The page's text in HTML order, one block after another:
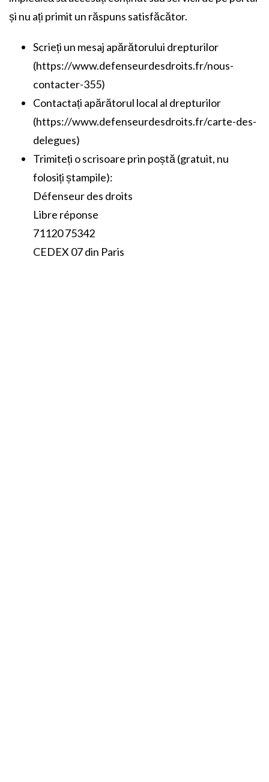
și nu ați primit un răspuns satisfăcător.
Scrieți un mesaj apărătorului drepturilor
(https://www.defenseurdesdroits.fr/nous-
contacter-355)
Contactați apărătorul local al drepturilor
(https://www.defenseurdesdroits.fr/carte-des-
delegues)
Trimiteți o scrisoare prin poștă (gratuit, nu
folosiți ștampile):
Défenseur des droits
Libre réponse
71120 75342
CEDEX 07 din Paris